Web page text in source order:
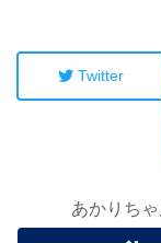
Twitter
あかりち